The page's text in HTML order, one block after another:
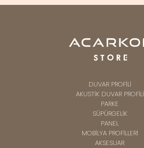
DUVAR PROFİLİ
AKUSTİK DUVAR PROFİLİ
PARKE
SÜPÜRGELİK
PANEL
MOBİLYA PROFİLLERİ
AKSESUAR